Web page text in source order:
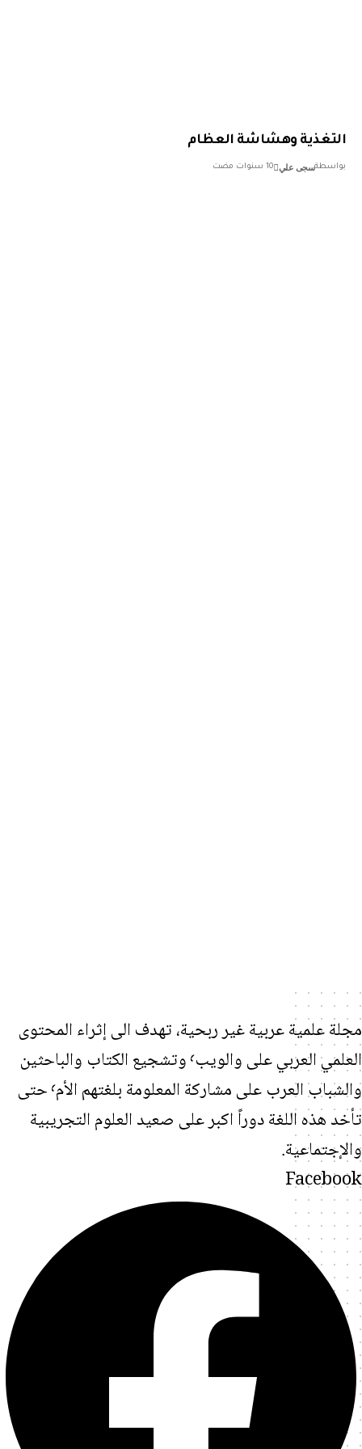
وهشاشة العظام
سجى علي 10 سنوات مضت
عربية غير ربحية، تهدف الى إثراء المحتوى
العلمي العربي على والويب٬ وتشجيع الكتاب والباحثين
والشباب العرب على مشاركة المعلومة بلغتهم الأم٬ حتى
اللغة دوراً اكبر على صعيد العلوم التجريبية